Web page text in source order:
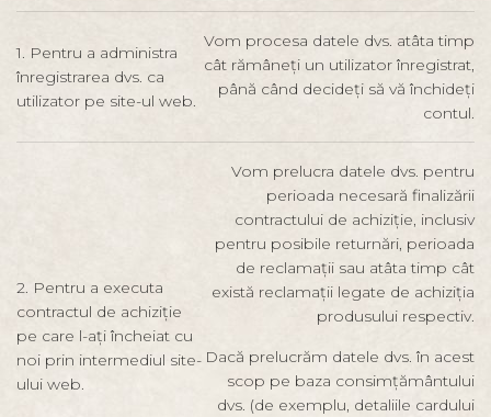
1. Pentru a administra
înregistrarea dvs. ca
utilizator pe site-ul web.
Vom procesa datele dvs. atâta timp
cât rămâneți un utilizator înregistrat,
până când decideți să vă închideți
contul.
2. Pentru a executa
contractul de achiziție
pe care l-ați încheiat cu
noi prin intermediul site-
ului web.
Vom prelucra datele dvs. pentru
perioada necesară finalizării
contractului de achiziție, inclusiv
pentru posibile returnări, perioada
de reclamații sau atâta timp cât
există reclamații legate de achiziția
produsului respectiv.
Dacă prelucrăm datele dvs. în acest
scop pe baza consimțământului
dvs. (de exemplu, detaliile cardului